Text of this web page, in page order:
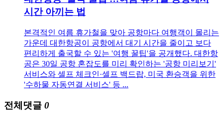
시간 아끼는 법
본격적인 여름 휴가철을 맞아 공항마다 여행객이 몰리는
가운데 대한항공이 공항에서 대기 시간을 줄이고 보다
편리하게 출국할 수 있는 '여행 꿀팁'을 공개했다. 대한항
공은 30일 공항 혼잡도를 미리 확인하는 '공항 미리보기'
서비스와 셀프 체크인·셀프 백드랍, 미국 환승객을 위한
'수하물 자동연결 서비스' 등 ...
전체댓글 0